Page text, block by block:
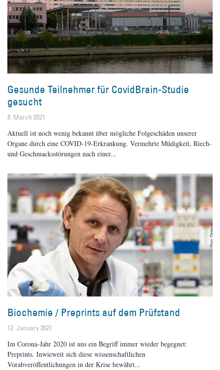
Gesunde Teilnehmer für CovidBrain-Studie
gesucht
8. March 2021
Aktuell ist noch wenig bekannt über mögliche Folgeschäden unserer
Organe durch eine COVID-19-Erkrankung. Vermehrte Müdigkeit, Riech-
und Geschmacksstörungen nach einer
Biochemie / Preprints auf dem Prüfstand
12. January 2021
Im Corona-Jahr 2020 ist uns ein Begriff immer wieder begegnet:
Preprints. Inwieweit sich diese wissenschaftlichen
Vorabveröffentlichungen in der Krise bewährt